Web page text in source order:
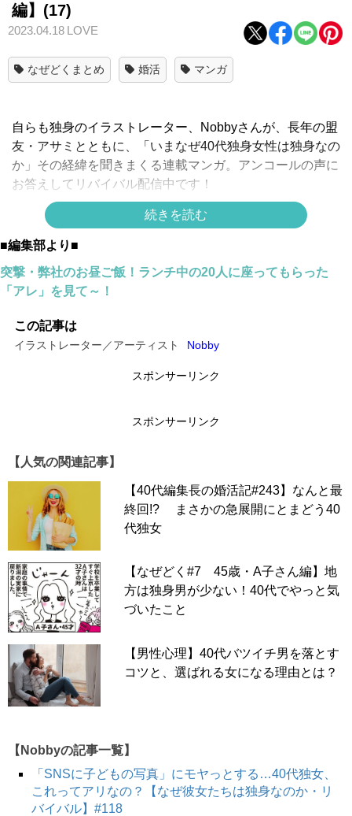
編】(17)
2023.04.18 LOVE
なぜどくまとめ 婚活 マンガ
自らも独身のイラストレーター、Nobbyさんが、長年の盟
友・アサミとともに、「いまなぜ40代独身女性は独身なの
か」その経緯を聞きまくる連載マンガ。アンコールの声に
お答えしてリバイバル配信中です！
花澤さん編を1話目からイッキ読み！
続きを読む
■編集部より■
突撃・弊社のお昼ご飯！ランチ中の20人に座ってもらった
「アレ」を見て～！
この記事は
イラストレーター／アーティスト Nobby
スポンサーリンク
スポンサーリンク
【人気の関連記事】
【40代編集長の婚活記#243】なんと最
終回!? まさかの急展開にとまどう40
代独女
【なぜどく#7 45歳・A子さん編】地
方は独身男が少ない！40代でやっと気
づいたこと
【男性心理】40代バツイチ男を落とす
コツと、選ばれる女になる理由とは？
【Nobbyの記事一覧】
「SNSに子どもの写真」にモヤっとする…40代独女、
これってアリなの？【なぜ彼女たちは独身なのか・リ
バイバル】#118